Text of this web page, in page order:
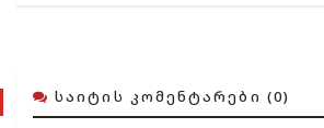
ᲡᲐᲘᲢᲘᲡ ᲙᲝᲛᲔᲜᲢᲐᲠᲔᲑᲘ (0)